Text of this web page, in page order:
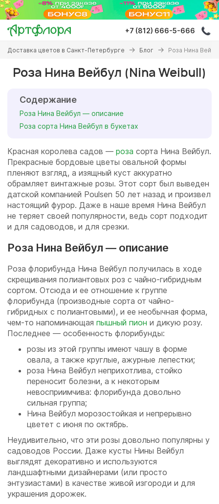
Перейти
основному
содержанию
+7 (812) 666-5-666
Вы
здесь
Доставка цветов в Санкт-Петербурге Блог Роза Нина
Роза Нина Вейбул (Nina Weibull)
Содержание
Роза Нина Вейбул — описание
Роза сорта Нина Вейбул в букетах
Красная королева садов — роза сорта Нина Вейбул.
Прекрасные бордовые цветы овальной формы
пленяют взгляд, а изящный куст аккуратно
обрамляет винтажные розы. Этот сорт был выведен
датской компанией Poulsen 50 лет назад и произвел
настоящий фурор. Даже в наше время Нина Вейбул
не теряет своей популярности, ведь сорт подходит
и для садоводов, и для срезки.
Роза Нина Вейбул — описание
Роза флорибунда Нина Вейбул получилась в ходе
скрещивания полиантовых роз с чайно-гибридным
сортом. Отсюда и ее отношение к группе
флорибунда (производные сорта от чайно-
гибридных с полиантовыми), и ее необычная форма,
чем-то напоминающая пышный пион и дикую розу.
Последнее — особенность флорибунды:
розы из этой группы имеют чашу в форме
овала, а также круглые, ажурные лепестки;
роза Нина Вейбул неприхотлива, стойко
переносит болезни, а к некоторым
невосприимчива: флорибунда довольно
сильная группа;
Нина Вейбул морозостойкая и непрерывно
цветет с июня по октябрь.
Неудивительно, что эти розы довольно популярны у
садоводов России. Даже кусты Нины Вейбул
выглядят декоративно и используются
ландшафтными дизайнерами (или просто
энтузиастами) в качестве живой изгороди и для
украшения дорожек.